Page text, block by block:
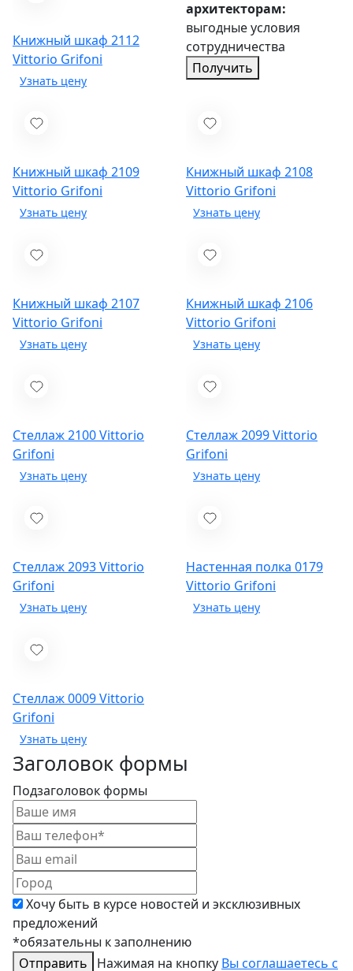
Книжный шкаф 2112
Vittorio Grifoni
архитекторам:
выгодные условия
сотрудничества
Получить
Книжный шкаф 2109
Vittorio Grifoni
Книжный шкаф 2108
Vittorio Grifoni
Книжный шкаф 2107
Vittorio Grifoni
Книжный шкаф 2106
Vittorio Grifoni
Стеллаж 2100Vittorio
Grifoni
Стеллаж 2099Vittorio
Grifoni
Стеллаж 2093Vittorio
Grifoni
Настенная полка 0179
Vittorio Grifoni
Стеллаж 0009Vittorio
Grifoni
Заголовок формы
Подзаголовок формы
Хочу быть в курсе новостей и эксклюзивных
предложений
*обязательны к заполнению
Отправить
Нажимая на кнопку Вы соглашаетесь с